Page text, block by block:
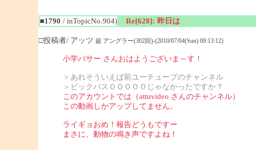
■1790 / inTopicNo.904)
Re[628]: 昨日は
□投稿者/ アッツ 超 アングラー(302回)-(2010/07/04(Sun) 09:13:12)
小学バサー さんおはようございま～す！
＞あれそういえば前ユーチューブのチャンネル
＞ビックバスＯＯＯＯＯじゃなかったですか？
このアカウントでは（attuvideo さんのチャンネル）
この動画しかアップしてません。
ライギョおめ！報告どうもですー
まさに、動物の鳴き声ですよね！